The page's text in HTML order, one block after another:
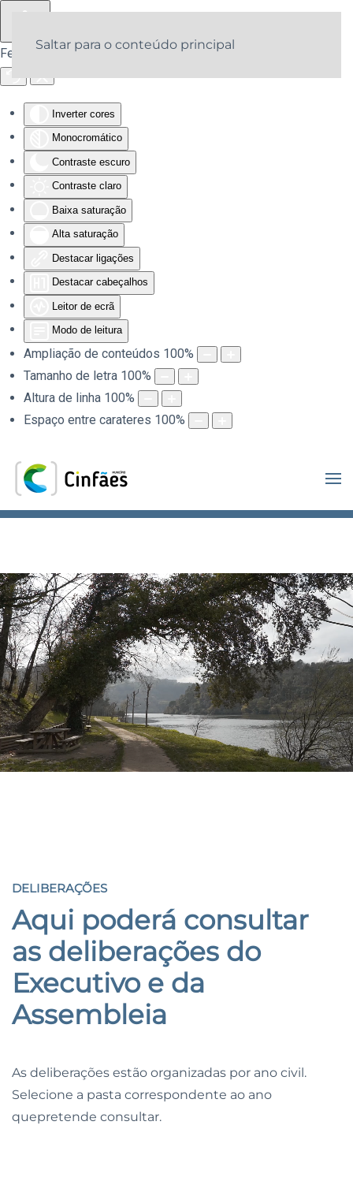
Ferramentas de acessibilidade
Inverter cores
Monocromático
Contraste escuro
Contraste claro
Baixa saturação
Alta saturação
Destacar ligações
Destacar cabeçalhos
Leitor de ecrã
Modo de leitura
Ampliação de conteúdos 100%
Tamanho de letra 100%
Altura de linha 100%
Espaço entre carateres 100%
Saltar para o conteúdo principal
.
DELIBERAÇÕES
Aqui poderá consultar
as deliberações do
Executivo e da
Assembleia
As deliberações estão organizadas por ano civil.
Selecione a pasta correspondente ao ano
quepretende consultar.